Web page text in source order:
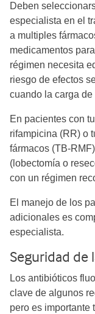
Deben
especialista en el
a multiples
medicamentos
régimen necesita
riesgo de efectos
cuando la carga
En pacientes con
rifampicina (RR) o
fármacos (TB-
(lobectomía o
con un régimen
El manejo de los
adicionales es
especialista.
Seguridad de
Los antibióticos
clave de algunos
pero es importante